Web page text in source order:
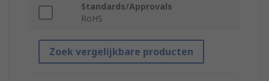
Standards/Approvals
RoHS
Zoek vergelijkbare producten